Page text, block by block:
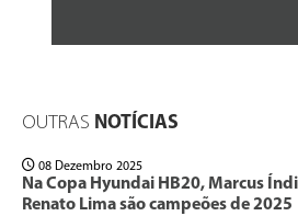
OUTRAS NOTÍCIAS
08 Dezembro 2025
Na Copa Hyundai HB20, Marcus
Renato Lima são campeões de 2025